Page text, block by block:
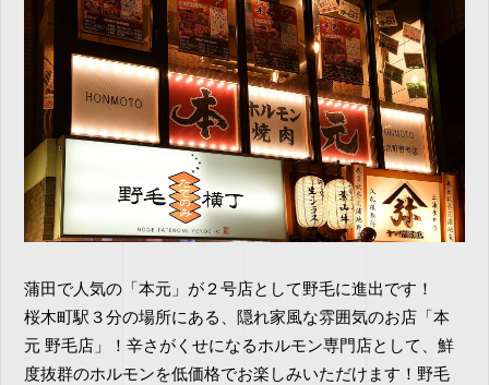
蒲田で人気の「本元」が２号店として野毛に進出です！
桜木町駅３分の場所にある、隠れ家風な雰囲気のお店「本
元 野毛店」！辛さがくせになるホルモン専門店として、鮮
度抜群のホルモンを低価格でお楽しみいただけます！野毛